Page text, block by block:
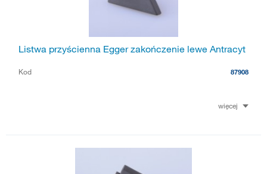
Listwa przyścienna Egger zakończenie lewe Antracyt
Kod 87908
więcej